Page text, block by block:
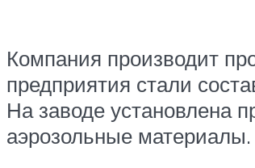
Компания производит
предприятия стали
На заводе установлена
аэрозольные материалы.